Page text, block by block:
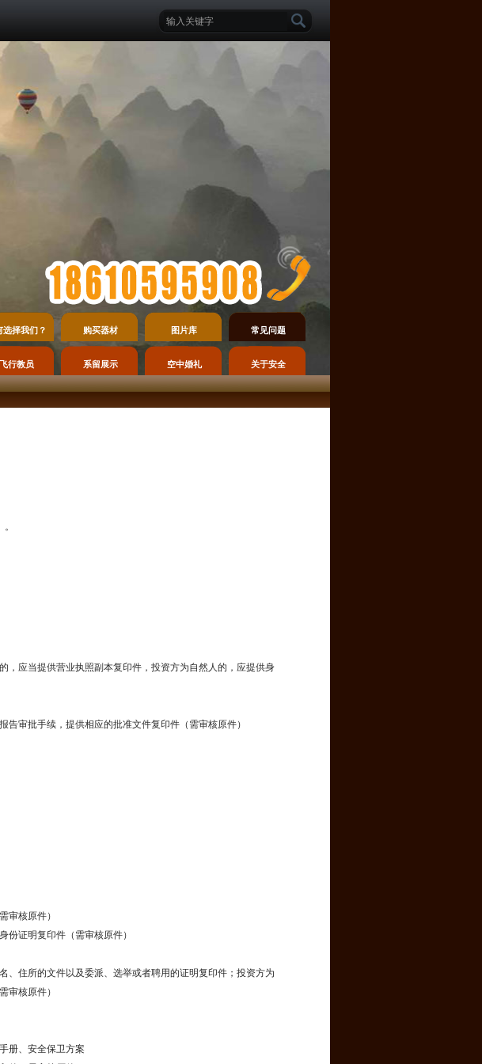
选择我们？ 购买器材 图片库 常见问题
飞行教员 系留展示 空中婚礼 关于安全
，应当提供营业执照副本复印件，投资方为自然人的，应提供身
审批手续，提供相应的批准文件复印件（需审核原件）
审核原件）
份证明复印件（需审核原件）
、住所的文件以及委派、选举或者聘用的证明复印件；投资方为
审核原件）
册、安全保卫方案